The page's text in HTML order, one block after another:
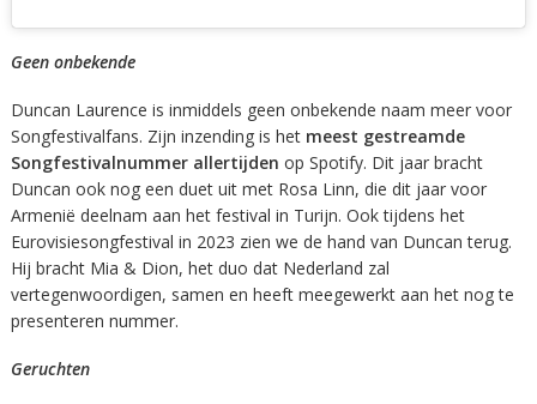
Geen onbekende
Duncan Laurence is inmiddels geen onbekende naam meer voor
Songfestivalfans. Zijn inzending is het meest gestreamde
Songfestivalnummer allertijden op Spotify. Dit jaar bracht
Duncan ook nog een duet uit met Rosa Linn, die dit jaar voor
Armenië deelnam aan het festival in Turijn. Ook tijdens het
Eurovisiesongfestival in 2023 zien we de hand van Duncan terug.
Hij bracht Mia & Dion, het duo dat Nederland zal
vertegenwoordigen, samen en heeft meegewerkt aan het nog te
presenteren nummer.
Geruchten